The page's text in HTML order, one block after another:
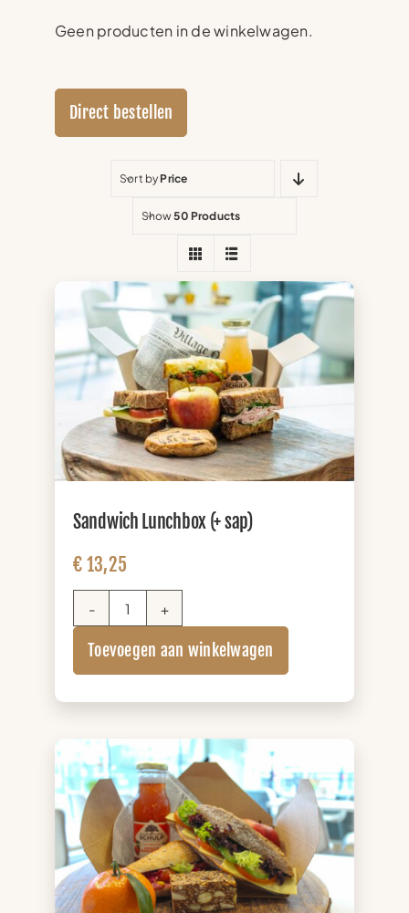
Geen producten in de winkelwagen.
Direct bestellen
Sort byPrice
Show50 Products
Sandwich Lunchbox (+ sap)
€ 13,25
Sandwich
Lunchbox
(+
Toevoegen aan winkelwagen